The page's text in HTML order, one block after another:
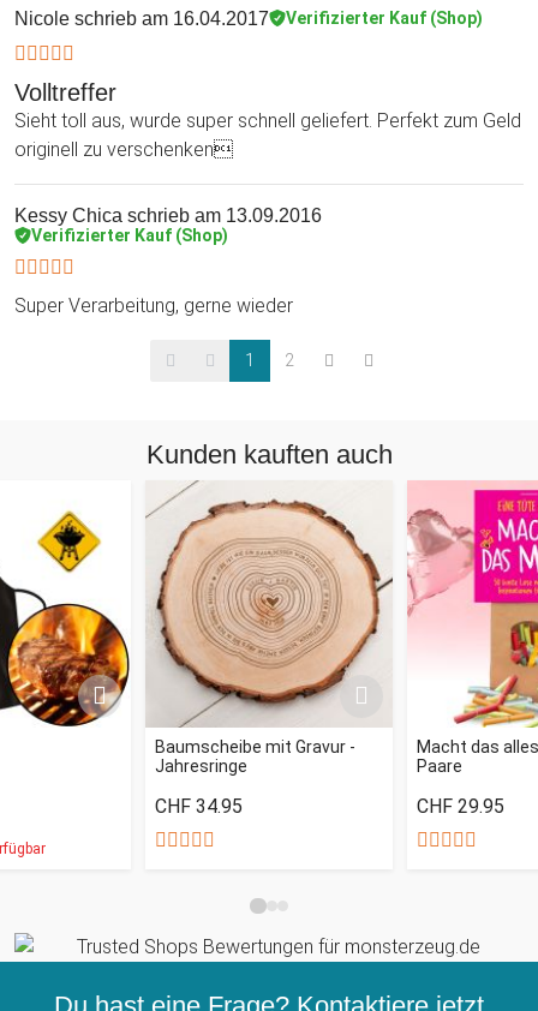
Nicole schrieb am 16.04.2017 Verifizierter Kauf (Shop)
Volltreffer
Sieht toll aus, wurde super schnell geliefert. Perfekt zum Geld
originell zu verschenken
Kessy Chica schrieb am 13.09.2016
Verifizierter Kauf (Shop)
Super Verarbeitung, gerne wieder
1 2
Kunden kauften auch
Baumscheibe mit Gravur -
Jahresringe
CHF 34.95
Macht das
Paare
CHF 29.95